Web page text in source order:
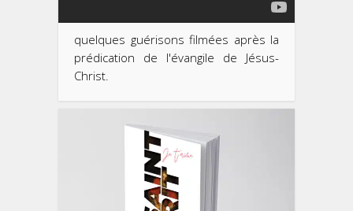
quelques guérisons filmées après la
prédication de l'évangile de Jésus-
Christ.